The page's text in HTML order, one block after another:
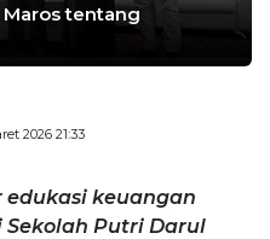
Maros tentang
2026 21:33
edukasi keuangan
Putri Darul